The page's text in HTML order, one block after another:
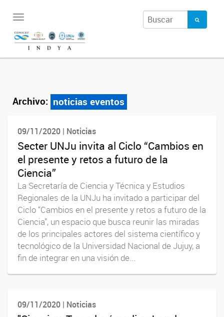
Toggle
navigation
Archivo: noticias eventos
09/11/2020 | Noticias
Secter UNJu invita al Ciclo “Cambios en
el presente y retos a futuro de la
Ciencia”
La Secretaría de Ciencia y Técnica y Estudios
Regionales de la UNJu ha invitado a participar del
Ciclo “Cambios en el presente y retos a futuro de la
Ciencia”, un espacio que busca reunir las miradas
de los principales actores del sistema científico y
tecnológico de la Universidad Nacional de Jujuy, a
fin de integrar en una visión de...
09/11/2020 | Noticias